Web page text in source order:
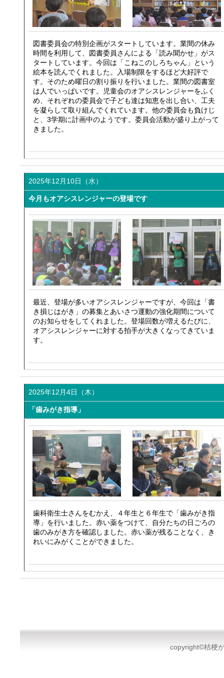
図書委員会の特別企画がスタートしています。業間の休み
時間を利用して、図書委員さんによる「読み聞かせ」がス
タートしています。今回は「こねこのしろちゃん」という
絵本を読んでくれました。入場制限をするほど大好評で
す。そのため曜日の割り振りを行いました。業間の図書室
は人でいっぱいです。児童会のオアシスレンジャーをふく
め、それぞれの委員会で子ども達は知恵を出し合い、工夫
を凝らして取り組んでくれています。他の委員会も負けじ
と、3学期に計画中のようです。委員会活動が盛り上がって
きました。
2025年12月10日（水）
今月もオアシスレンジャーの登場です
最近、登場が多いオアシスレンジャーですが、今回は「書
き損じはがき」の募集とあいさつ運動の強化期間について
のお知らせをしてくれました。登場回数が増えるたびに、
オアシスレンジャーに対する拍手が大きくなってきていま
す。
2025年12月4日（木）
「歯みがき指導」
歯科衛生士さんをむかえ、４年生と６年生で「歯みがき指
導」を行いました。赤い薬をつけて、自分たちの日ごろの
歯のみがき方を確認しました。赤い薬が残ることなく、き
れいにみがくことができました。
copyright©桔梗